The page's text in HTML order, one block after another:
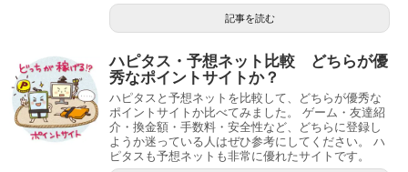
記事を読む
ハピタス・予想ネット比較 どちらが優
秀なポイントサイトか？
ハピタスと予想ネットを比較して、どちらが優秀な
ポイントサイトか比べてみました。 ゲーム・友達紹
介・換金額・手数料・安全性など、どちらに登録し
ようか迷っている人はぜひ参考にしてください。 ハ
ピタスも予想ネットも非常に優れたサイトです。